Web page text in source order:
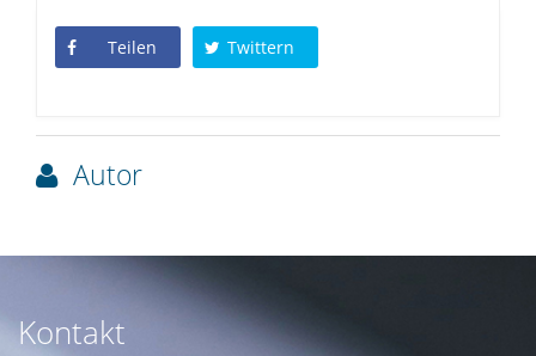
Teilen Twittern
Autor
Kontakt